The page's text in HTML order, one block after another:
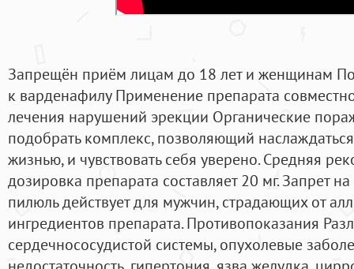
Запрещён приём лицам до 18 лет и женщинам
к варденафилу Применение препарата
лечения нарушений эрекции Органические
подобрать комплекс, позволяющий
жизнью, и чувствовать себя уверено. Средняя
дозировка препарата составляет 20 мг. Запрет
пилюль действует для мужчин, страдающих от
ингредиентов препарата. Противопоказания
сердечнососудистой системы, опухолевые